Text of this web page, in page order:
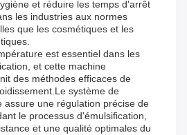
et réduire les temps d'arrêt
les industries aux normes
que les cosmétiques et les
est essentiel dans les
et cette machine
des méthodes efficaces de
système de
assure une régulation précise de
le processus d'émulsification,
et une qualité optimales du